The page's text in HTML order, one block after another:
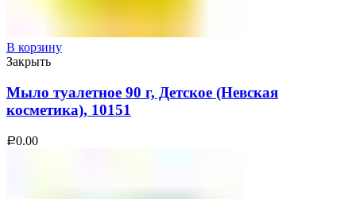
В корзину
Закрыть
Мыло туалетное 90 г, Детское (Невская
косметика), 10151
Р0.00